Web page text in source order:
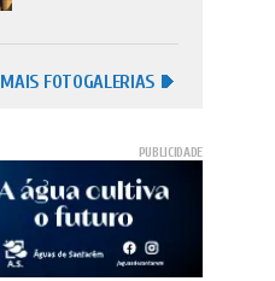
MAIS FOTOGALERIAS